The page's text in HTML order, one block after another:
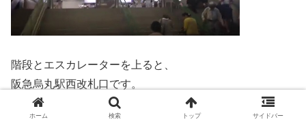
階段とエスカレーターを上ると、
阪急烏丸駅西改札口です。
ホーム 検索 トップ サイドバー